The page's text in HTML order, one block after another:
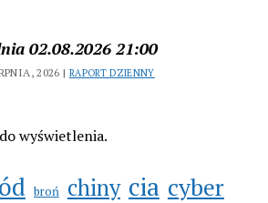
02.08.2026 21:00
2026 | RAPORT DZIENNY
wyświetlenia.
broń chiny cia cyber